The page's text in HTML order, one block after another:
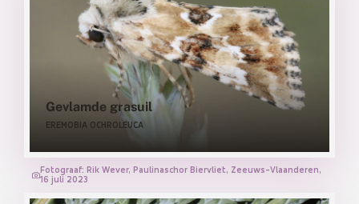
Gevlamde grasuil
EREMOBIA OCHROLEUCA
Fotograaf: Rik Wever, Paulinaschor Biervliet, Zeeuws-Vlaanderen,
16 juli 2023